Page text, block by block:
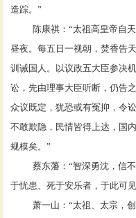
造踪。”
陈康祺 ： “太祖高皇帝自
昼夜。每五日一视朝，焚香告
训诫国人。以议政五大臣参决
讼，先由理事大臣听断，仍告
众议既定，犹恐或有冤抑，令
不敢欺隐，民情皆得上达，国
规模矣。”
蔡东藩 ： “智深勇沈，信
于忧患、死于安乐者，于此可
萧一山 ： “太祖、太宗，